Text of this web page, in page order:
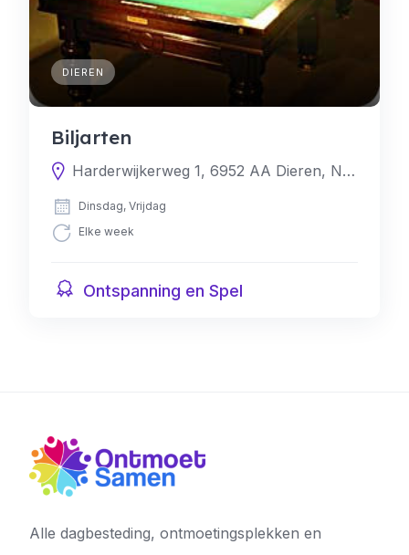
DIEREN
Biljarten
Harderwijkerweg 1, 6952 AA Dieren, Nederland
Dinsdag, Vrijdag
Elke week
Ontspanning en Spel
Alle dagbesteding, ontmoetingsplekken en